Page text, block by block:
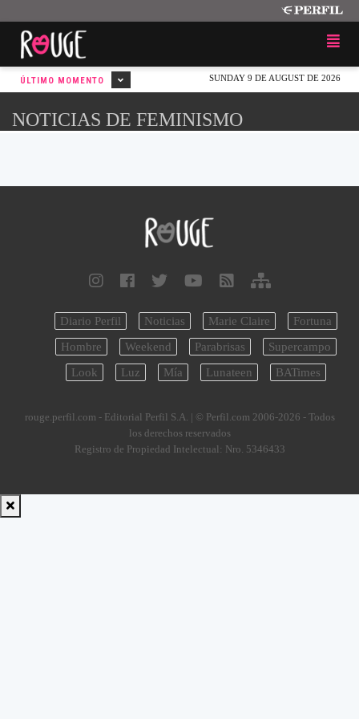
SUNDAY 9 DE AUGUST DE 2026
ÚLTIMO MOMENTO
NOTICIAS DE FEMINISMO
Diario Perfil Noticias Marie Claire
Fortuna
Hombre
Weekend Parabrisas
Supercampo
Look
Luz Mía Lunateen BATimes
rouge.perfil.com - Editorial Perfil S.A. | © Perfil.com 2006-2026 - Todos
los derechos reservados
Registro de Propiedad Intelectual: Nro. 5346433